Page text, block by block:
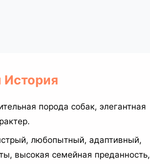
порода собак, элегантная
любопытный, адаптивный,
высокая семейная преданность,